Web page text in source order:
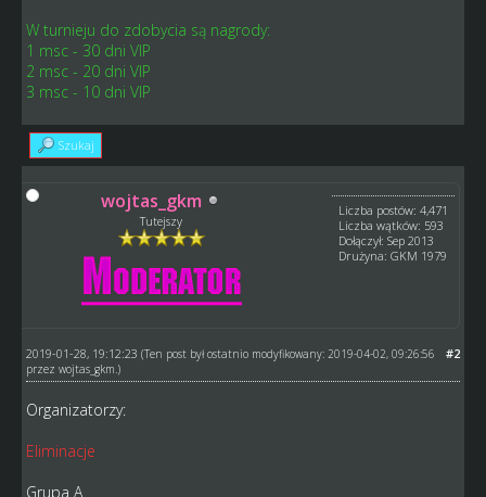
W turnieju do zdobycia są nagrody:
1 msc - 30 dni VIP
2 msc - 20 dni VIP
3 msc - 10 dni VIP
Szukaj
wojtas_gkm
Tutejszy
Liczba postów: 4,471
Liczba wątków: 593
Dołączył: Sep 2013
Drużyna: GKM 1979
#2
2019-01-28, 19:12:23 (Ten post był ostatnio modyfikowany: 2019-04-02, 09:26:56
przez wojtas_gkm .)
Organizatorzy:
Eliminacje
Grupa A